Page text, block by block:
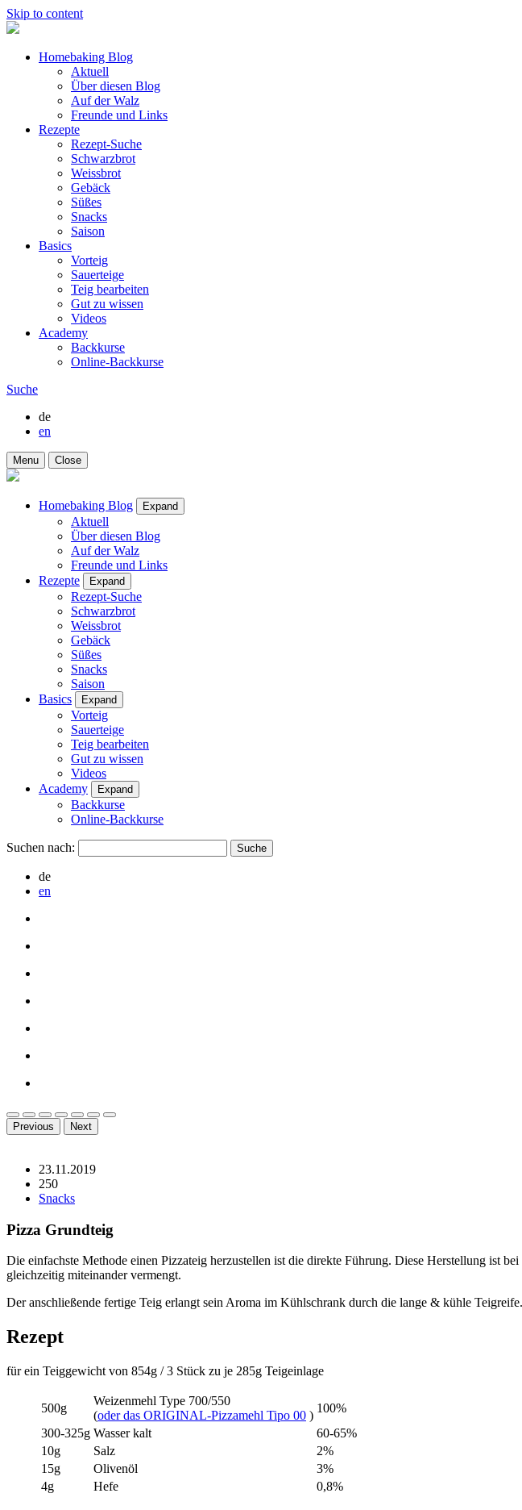
Skip to content
Homebaking Blog
Aktuell
Über diesen Blog
Auf der Walz
Freunde und Links
Rezepte
Rezept-Suche
Schwarzbrot
Weissbrot
Gebäck
Süßes
Snacks
Saison
Basics
Vorteig
Sauerteige
Teig bearbeiten
Gut zu wissen
Videos
Academy
Backkurse
Online-Backkurse
Suche
de
en
Menu Close
Homebaking Blog Expand
Aktuell
Über diesen Blog
Auf der Walz
Freunde und Links
Rezepte
Expand
Rezept-Suche
Schwarzbrot
Weissbrot
Gebäck
Süßes
Snacks
Saison
Basics
Expand
Vorteig
Sauerteige
Teig bearbeiten
Gut zu wissen
Videos
Academy
Expand
Backkurse
Online-Backkurse
Suchen nach:
de
en
Previous Next
23.11.2019
250
Snacks
Pizza Grundteig
Die einfachste Methode einen Pizzateig herzustellen ist die direkte Führung. Diese Herstellung ist
gleichzeitig miteinander vermengt.
Der anschließende fertige Teig erlangt sein Aroma im Kühlschrank durch die lange & kühle Teigreife.
Rezept
für ein Teiggewicht von 854g / 3 Stück zu je 285g Teigeinlage
500g
Weizenmehl Type 700/550
(oder das ORIGINAL-Pizzamehl Tipo 00 )
100%
300-325g Wasser kalt
60-65%
10g
Salz
2%
15g
Olivenöl
3%
4g
Hefe 0,8%